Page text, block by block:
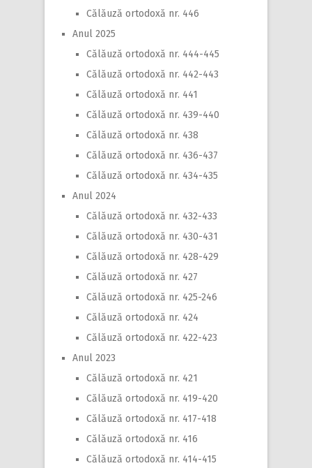
Călăuză ortodoxă nr. 446
Anul 2025
Călăuză ortodoxă nr. 444-445
Călăuză ortodoxă nr. 442-443
Călăuză ortodoxă nr. 441
Călăuză ortodoxă nr. 439-440
Călăuză ortodoxă nr. 438
Călăuză ortodoxă nr. 436-437
Călăuză ortodoxă nr. 434-435
Anul 2024
Călăuză ortodoxă nr. 432-433
Călăuză ortodoxă nr. 430-431
Călăuză ortodoxă nr. 428-429
Călăuză ortodoxă nr. 427
Călăuză ortodoxă nr. 425-246
Călăuză ortodoxă nr. 424
Călăuză ortodoxă nr. 422-423
Anul 2023
Călăuză ortodoxă nr. 421
Călăuză ortodoxă nr. 419-420
Călăuză ortodoxă nr. 417-418
Călăuză ortodoxă nr. 416
Călăuză ortodoxă nr. 414-415